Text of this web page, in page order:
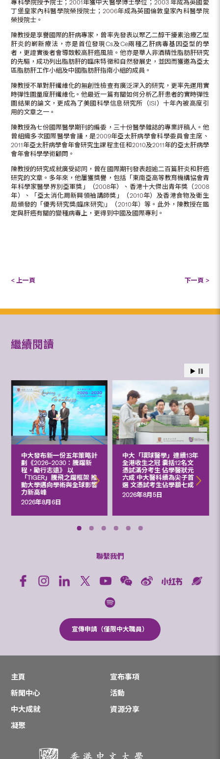
專科學院授予院士；2001年獲中大醫學博士學位；2003 年成為英國愛
丁堡皇家內科醫學院榮授院士；2006年成為英國倫敦皇家內科醫學院
榮授院士。
陳教授是享譽國際的肝病專家，曾率先發表以聚乙二醇干擾素治療乙型
肝炎的嶄新療法，亦是首位發現Cs及Ce兩種乙肝病毒基因亞型的學
者，更證實後者會導致較高肝癌風險。他亦是華人非酒精性脂肪肝研究
的先驅，成功列出脂肪肝的臨床特徵和自然發展史，並因而獲邀為亞太
區脂肪肝工作小組及中國脂肪肝指南小組的成員。
陳教授不單對肝纖維化的無創性檢查有廣泛深入的研究，更率先運用實
時彈性圖量度肝纖維化。他最近一篇有關如何分析乙肝患者的實時彈性
圖結果的論文，更成為了美國科學信息研究所（ISI）十年內被高度引
用的文章之一。
陳教授為七份國際醫學期刊的編委，三十份醫學雜誌的專業評稿人。他
曾組織多次國際醫學會議，是2009年亞太肝病學會科學委員會主席、
2011年亞太肝病學會年會研究生課程主任和2010及2011年的亞太肝病學
會年會科學學術顧問。
陳教授的研究成就廣受認同，曾在國際期刊發表超逾二百篇肝炎和肝癌
研究的文章。多年來，他屢獲獎譽，包括「東南亞高等教育機構協會青
年科學家醫學界別亞軍獎」（2008年）、香港十大傑出青年獎（2008
年）、「亞太消化周新興領袖講師獎」（2010年）及香港食物及衛生
局頒發的「優秀研究獎(臨床研究)」（2010年）等。此外，陳教授在鑑
定與肝癌有關的變種病毒上，更得到中國及國際專利。
< 上一頁 下一頁 >
繼續閱讀
中大發布新一份五年策略計
劃《2026‒2030：騰躍新
程，勵行志遠》 以
「TIGER」騰飛之躍框架 推
動大學邁向學術與全球影響
力新高峰
2026年8月6日
中大「環球醫學」連續13年
全港收生之冠 囊括12名文
憑試滿分考生 佔學醫狀元
六成 中大醫科續為尖子首
選 文憑試考生佔學額七成
2026年8月5日
聯繫我們
宣傳申請（僅限中大職員）
主頁
宣布事項
新聞中心
活動
中大成就
資源分享
凝聚